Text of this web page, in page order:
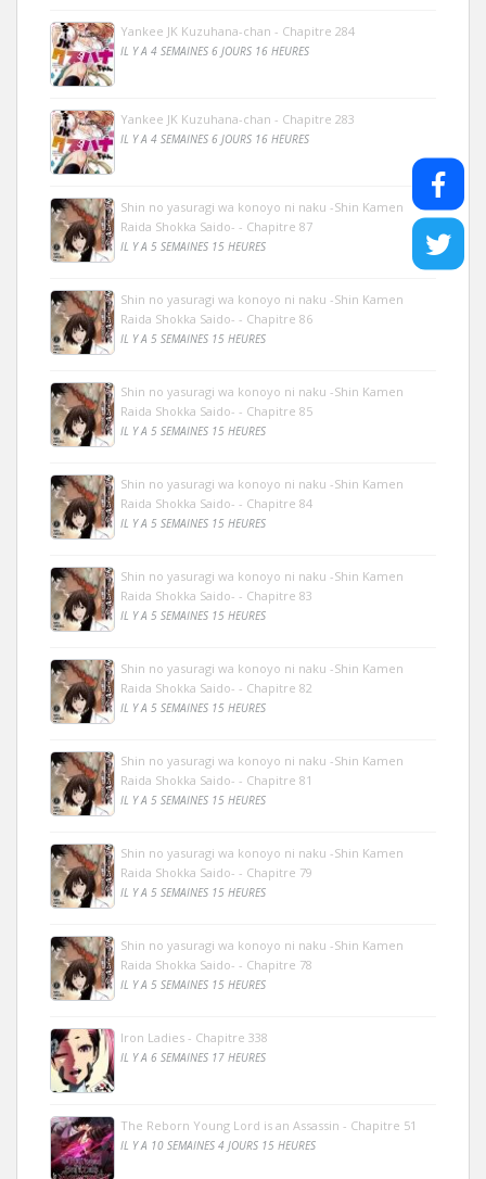
Yankee JK Kuzuhana-chan - Chapitre 284
IL Y A 4 SEMAINES 6 JOURS 16 HEURES
Yankee JK Kuzuhana-chan - Chapitre 283
IL Y A 4 SEMAINES 6 JOURS 16 HEURES
Shin no yasuragi wa konoyo ni naku -Shin Kamen
Raida Shokka Saido- - Chapitre 87
IL Y A 5 SEMAINES 15 HEURES
Shin no yasuragi wa konoyo ni naku -Shin Kamen
Raida Shokka Saido- - Chapitre 86
IL Y A 5 SEMAINES 15 HEURES
Shin no yasuragi wa konoyo ni naku -Shin Kamen
Raida Shokka Saido- - Chapitre 85
IL Y A 5 SEMAINES 15 HEURES
Shin no yasuragi wa konoyo ni naku -Shin Kamen
Raida Shokka Saido- - Chapitre 84
IL Y A 5 SEMAINES 15 HEURES
Shin no yasuragi wa konoyo ni naku -Shin Kamen
Raida Shokka Saido- - Chapitre 83
IL Y A 5 SEMAINES 15 HEURES
Shin no yasuragi wa konoyo ni naku -Shin Kamen
Raida Shokka Saido- - Chapitre 82
IL Y A 5 SEMAINES 15 HEURES
Shin no yasuragi wa konoyo ni naku -Shin Kamen
Raida Shokka Saido- - Chapitre 81
IL Y A 5 SEMAINES 15 HEURES
Shin no yasuragi wa konoyo ni naku -Shin Kamen
Raida Shokka Saido- - Chapitre 79
IL Y A 5 SEMAINES 15 HEURES
Shin no yasuragi wa konoyo ni naku -Shin Kamen
Raida Shokka Saido- - Chapitre 78
IL Y A 5 SEMAINES 15 HEURES
Iron Ladies - Chapitre 338
IL Y A 6 SEMAINES 17 HEURES
The Reborn Young Lord is an Assassin - Chapitre 51
IL Y A 10 SEMAINES 4 JOURS 15 HEURES